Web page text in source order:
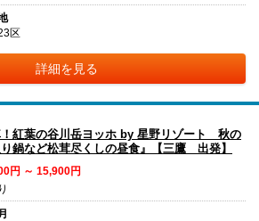
区
詳細を見る
！紅葉の谷川岳ヨッホ by 星野リゾート 秋の
鍋など松茸尽くしの昼食』【三鷹 出発】
円 ～ 15,900円